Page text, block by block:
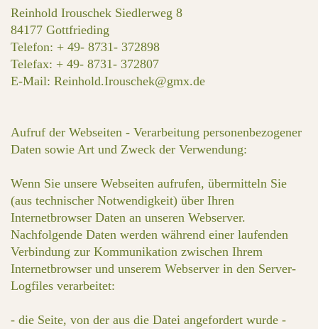
Reinhold Irouschek Siedlerweg 8
84177 Gottfrieding
Telefon: + 49- 8731- 372898
Telefax: + 49- 8731- 372807
E-Mail: Reinhold.Irouschek@gmx.de
Aufruf der Webseiten - Verarbeitung personenbezogener
Daten sowie Art und Zweck der Verwendung:
Wenn Sie unsere Webseiten aufrufen, übermitteln Sie
(aus technischer Notwendigkeit) über Ihren
Internetbrowser Daten an unseren Webserver.
Nachfolgende Daten werden während einer laufenden
Verbindung zur Kommunikation zwischen Ihrem
Internetbrowser und unserem Webserver in den Server-
Logfiles verarbeitet:
- die Seite, von der aus die Datei angefordert wurde -